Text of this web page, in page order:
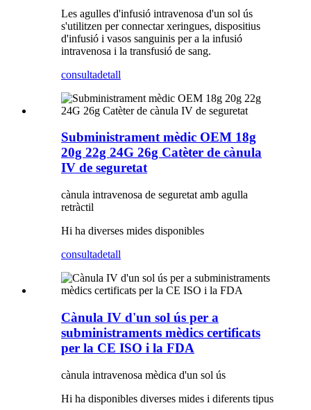
Les agulles d'infusió intravenosa d'un sol ús
s'utilitzen per connectar xeringues, dispositius
d'infusió i vasos sanguinis per a la infusió
intravenosa i la transfusió de sang.
consultadetall
Subministrament mèdic OEM 18g
20g 22g 24G 26g Catèter de cànula
IV de seguretat
cànula intravenosa de seguretat amb agulla
retràctil
Hi ha diverses mides disponibles
consultadetall
Cànula IV d'un sol ús per a
subministraments mèdics certificats
per la CE ISO i la FDA
cànula intravenosa mèdica d'un sol ús
Hi ha disponibles diverses mides i diferents tipus